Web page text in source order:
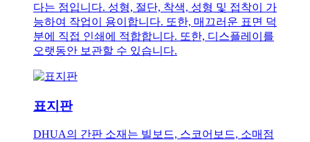
다는 점입니다. 성형, 절단, 착색, 성형 및 접착이 가
능하여 작업이 용이합니다. 또한, 매끄러운 표면 덕
분에 직접 인쇄에 적합합니다. 또한, 디스플레이를
오랫동안 보관할 수 있습니다.
표지판
DHUA의 간판 소재는 빌보드, 스코어보드, 소매점